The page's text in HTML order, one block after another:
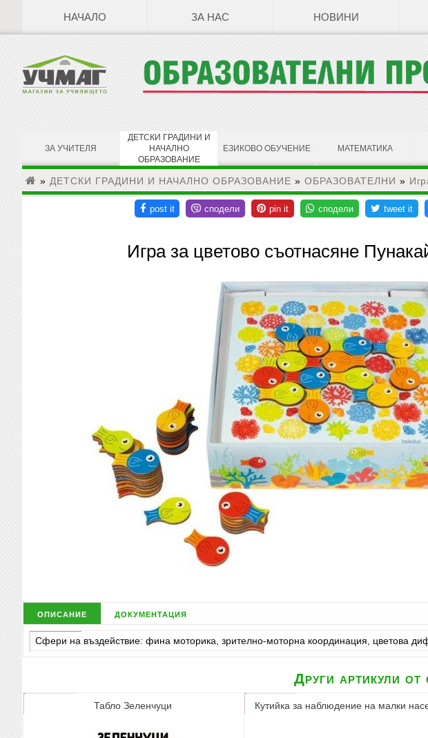
НАЧАЛО ЗА НАС НОВИНИ
ЗА УЧИТЕЛЯ
ДЕТСКИ ГРАДИНИ И
НАЧАЛНО
ОБРАЗОВАНИЕ
ЕЗИКОВО ОБУЧЕНИЕ МАТЕМАТИКА
» ДЕТСКИ ГРАДИНИ И НАЧАЛНО ОБРАЗОВАНИЕ » ОБРАЗОВАТЕЛНИ »
Игра за цветово съотнасяне
описание документация
Сфери на въздействие: фина моторика, зрително-моторна координация, цветова
Други артикули от
Табло Зеленчуци Кутийка за наблюдение на малки